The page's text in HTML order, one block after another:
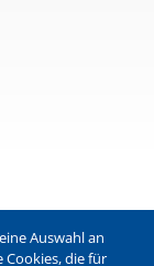
Auswahl an
Cookies, die für